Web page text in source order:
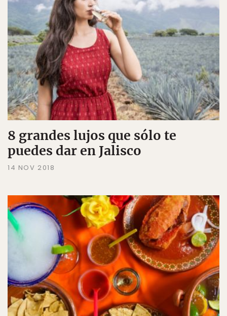
8 grandes lujos que sólo te
puedes dar en Jalisco
14 NOV 2018